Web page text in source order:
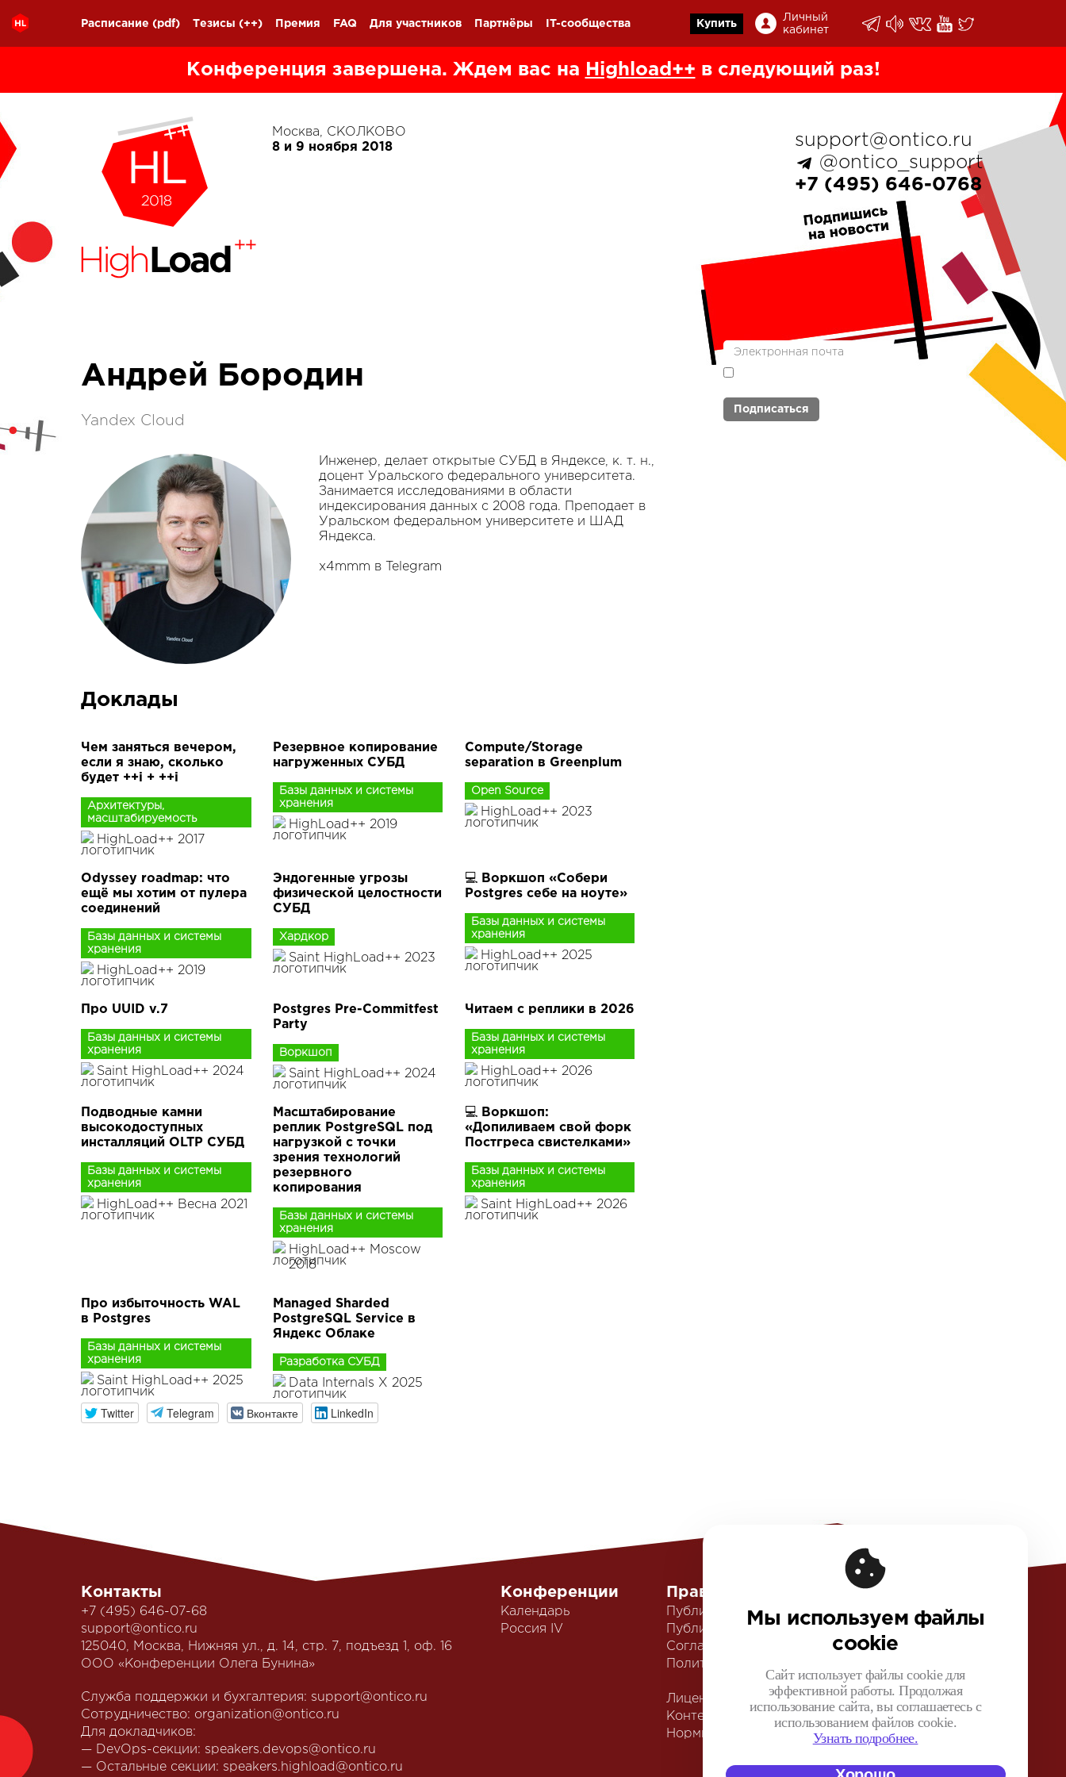
Купить
Личный
кабинет
Расписание (pdf) Тезисы (++) Премия FAQ Для участников Партнёры IT-сообщества
Конференция завершена. Ждем вас на Highload++ в следующий раз!
Москва, СКОЛКОВО
8 и 9 ноября 2018
support@ontico.ru
@ontico_support
+7 (495) 646-0768
Андрей Бородин
Yandex Cloud
Инженер, делает открытые СУБД в Яндексе, к. т. н.,
доцент Уральского федерального университета.
Занимается исследованиями в области
индексирования данных с 2008 года. Преподает в
Уральском федеральном университете и ШАД
Яндекса.
x4mmm в Telegram
Доклады
Чем заняться вечером,
если я знаю, сколько
будет ++i + ++i
Архитектуры,
масштабируемость
HighLoad++ 2017
Резервное копирование
нагруженных СУБД
Базы данных и системы
хранения
HighLoad++ 2019
Compute/Storage
separation в Greenplum
Open Source
HighLoad++ 2023
Odyssey roadmap: что
ещё мы хотим от пулера
соединений
Базы данных и системы
хранения
HighLoad++ 2019
Эндогенные угрозы
физической целостности
СУБД
Хардкор
Saint HighLoad++ 2023
💻 Воркшоп «Собери
Postgres себе на ноуте»
Базы данных и системы
хранения
HighLoad++ 2025
Про UUID v.7
Базы данных и системы
хранения
Saint HighLoad++ 2024
Postgres Pre-Commitfest
Party
Воркшоп
Saint HighLoad++ 2024
Читаем с реплики в 2026
Базы данных и системы
хранения
HighLoad++ 2026
Подводные камни
высокодоступных
инсталляций OLTP СУБД
Базы данных и системы
хранения
HighLoad++ Весна 2021
Масштабирование
реплик PostgreSQL под
нагрузкой с точки
зрения технологий
резервного
копирования
Базы данных и системы
хранения
HighLoad++ Moscow
2018
💻 Воркшоп:
«Допиливаем свой форк
Постгреса свистелками»
Базы данных и системы
хранения
Saint HighLoad++ 2026
Про избыточность WAL
в Postgres
Базы данных и системы
хранения
Saint HighLoad++ 2025
Managed Sharded
PostgreSQL Service в
Яндекс Облаке
Разработка СУБД
Data Internals X 2025
Twitter Telegram Вконтакте LinkedIn
Контакты
+7 (495) 646-07-68
support@ontico.ru
125040, Москва, Нижняя ул., д. 14, стр. 7, подъезд 1, оф. 16
ООО «Конференции Олега Бунина»
Служба поддержки и бухгалтерия: support@ontico.ru
Сотрудничество: organization@ontico.ru
Для докладчиков:
— DevOps-секции: speakers.devops@ontico.ru
— Остальные секции: speakers.highload@ontico.ru
Конференции
Календарь
Россия IV
Правовая информация
Публичная оферта конференции
Публичная оферта на покупку видеозаписей
Соглашение на обработку персональных данных
Политика обработки персональных данных
Лицензионный договор с Автором
Контентная политика конференции
Нормы поведения для конференции
Мы используем файлы
cookie
Сайт использует файлы cookie для
эффективной работы. Продолжая
использование сайта, вы соглашаетесь с
использованием файлов cookie.
Узнать подробнее.